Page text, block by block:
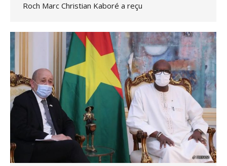
Roch Marc Christian Kaboré a reçu